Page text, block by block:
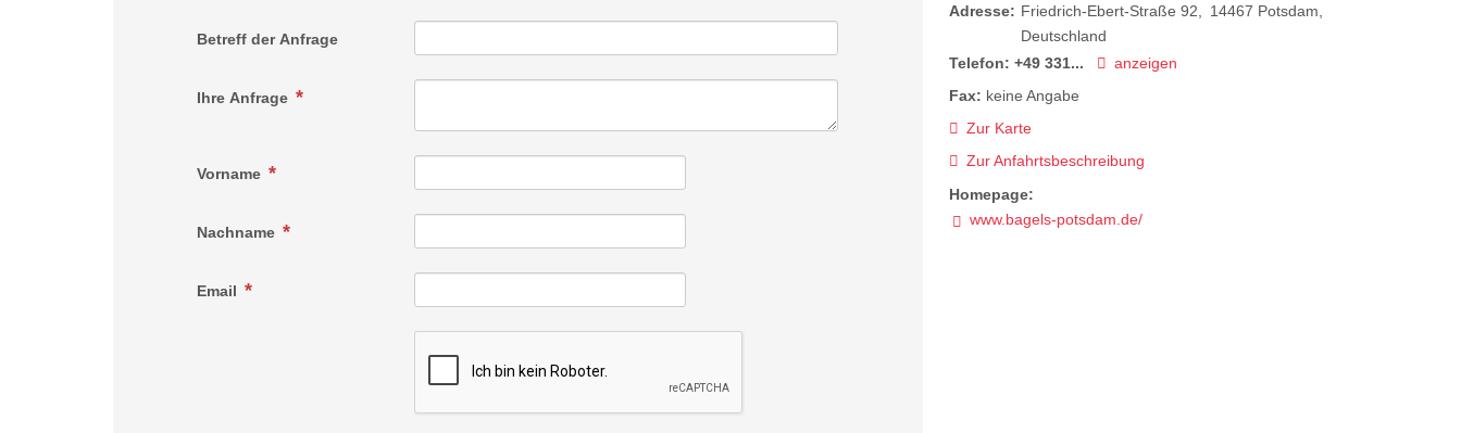
Betreff der Anfrage
Ihre Anfrage
Vorname
Nachname
Email
Adresse: Friedrich-Ebert-Straße 92 14467 Potsdam
Deutschland
Telefon: +49 331...
anzeigen
Fax: keine Angabe
Zur Karte
Zur Anfahrtsbeschreibung
Homepage:
www.bagels-potsdam.de/